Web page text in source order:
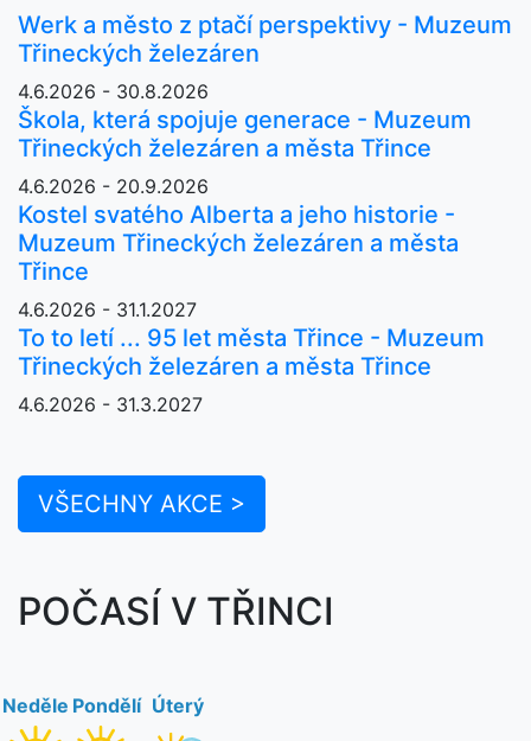
Werk a město z ptačí perspektivy - Muzeum
Třineckých železáren
4.6.2026 - 30.8.2026
Škola, která spojuje generace - Muzeum
Třineckých železáren a města Třince
4.6.2026 - 20.9.2026
Kostel svatého Alberta a jeho historie -
Muzeum Třineckých železáren a města
Třince
4.6.2026 - 31.1.2027
To to letí ... 95 let města Třince - Muzeum
Třineckých železáren a města Třince
4.6.2026 - 31.3.2027
VŠECHNY AKCE >
POČASÍ V TŘINCI
Neděle Pondělí Úterý